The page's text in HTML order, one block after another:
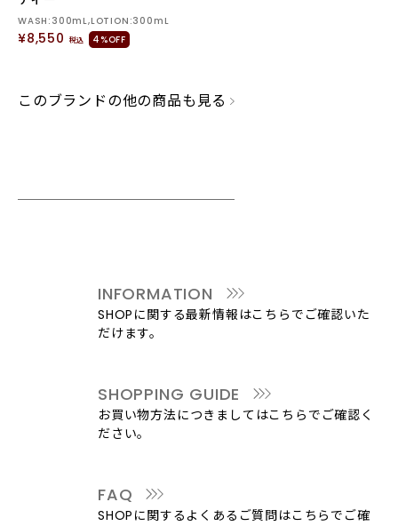
WASH:300mL,LOTION:300mL
¥8,550 税込 4%OFF
このブランドの他の商品も見る
INFORMATION
SHOPに関する最新情報はこちらでご確認いた
だけます。
SHOPPING GUIDE
お買い物方法につきましてはこちらでご確認く
ださい。
FAQ
SHOPに関するよくあるご質問はこちらでご確